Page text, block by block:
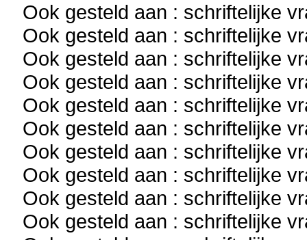
Ook gesteld aan : schriftelijke
Ook gesteld aan : schriftelijke
Ook gesteld aan : schriftelijke
Ook gesteld aan : schriftelijke
Ook gesteld aan : schriftelijke
Ook gesteld aan : schriftelijke
Ook gesteld aan : schriftelijke
Ook gesteld aan : schriftelijke
Ook gesteld aan : schriftelijke
Ook gesteld aan : schriftelijke